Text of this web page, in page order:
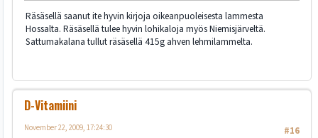
Räsäsellä saanut ite hyvin kirjoja oikeanpuoleisesta lammesta
Hossalta. Räsäsellä tulee hyvin lohikaloja myös Niemisjärveltä.
Sattumakalana tullut räsäsellä 415g ahven lehmilammelta.
D-Vitamiini
#16
November 22, 2009, 17:24:30